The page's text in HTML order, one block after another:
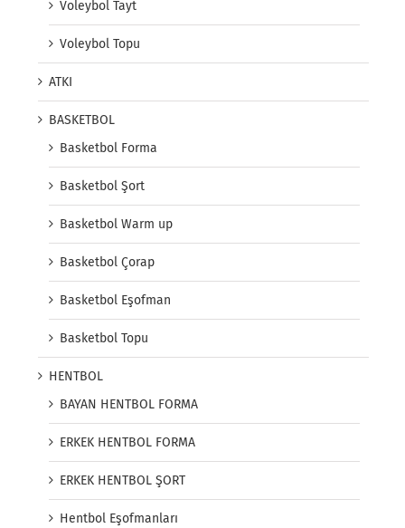
Voleybol Tayt
Voleybol Topu
ATKI
BASKETBOL
Basketbol Forma
Basketbol Şort
Basketbol Warm up
Basketbol Çorap
Basketbol Eşofman
Basketbol Topu
HENTBOL
BAYAN HENTBOL FORMA
ERKEK HENTBOL FORMA
ERKEK HENTBOL ŞORT
Hentbol Eşofmanları